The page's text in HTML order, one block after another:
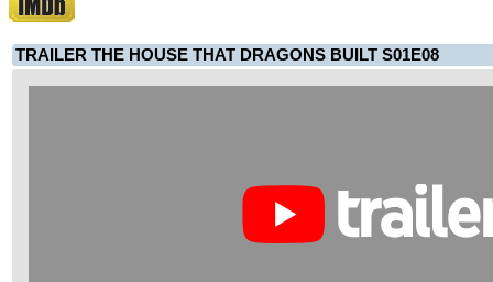
TRAILER THE HOUSE THAT DRAGONS BUILT S01E08